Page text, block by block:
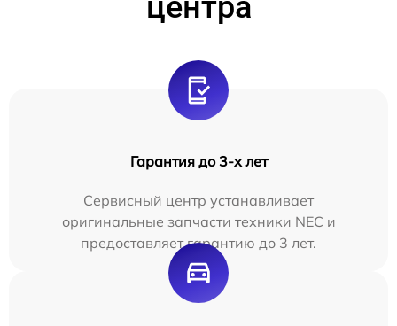
Гарантия до 3-х лет
Сервисный центр устанавливает
оригинальные запчасти техники NEC и
предоставляет гарантию до 3 лет.